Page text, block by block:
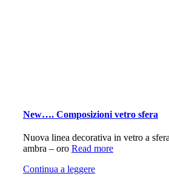
New…. Composizioni vetro sfera
Nuova linea decorativa in vetro a
ambra – oro Read more
Continua a leggere